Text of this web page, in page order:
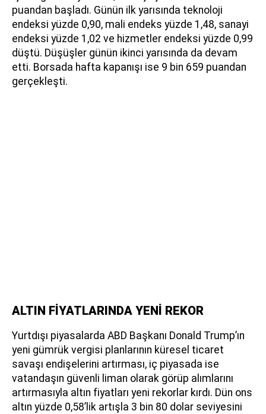
puandan başladı. Günün ilk yarısında teknoloji
endeksi yüzde 0,90, mali endeks yüzde 1,48, sanayi
endeksi yüzde 1,02 ve hizmetler endeksi yüzde 0,99
düştü. Düşüşler günün ikinci yarısında da devam
etti. Borsada hafta kapanışı ise 9 bin 659 puandan
gerçekleşti.
ALTIN FİYATLARINDA YENİ REKOR
Yurtdışı piyasalarda ABD Başkanı Donald Trump’ın
yeni gümrük vergisi planlarının küresel ticaret
savaşı endişelerini artırması, iç piyasada ise
vatandaşın güvenli liman olarak görüp alımlarını
artırmasıyla altın fiyatları yeni rekorlar kırdı. Dün ons
altın yüzde 0,58’lik artışla 3 bin 80 dolar seviyesini